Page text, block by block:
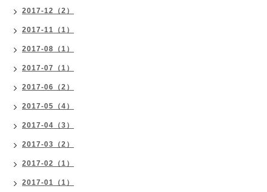
2017-12（2）
2017-11（1）
2017-08（1）
2017-07（1）
2017-06（2）
2017-05（4）
2017-04（3）
2017-03（2）
2017-02（1）
2017-01（1）